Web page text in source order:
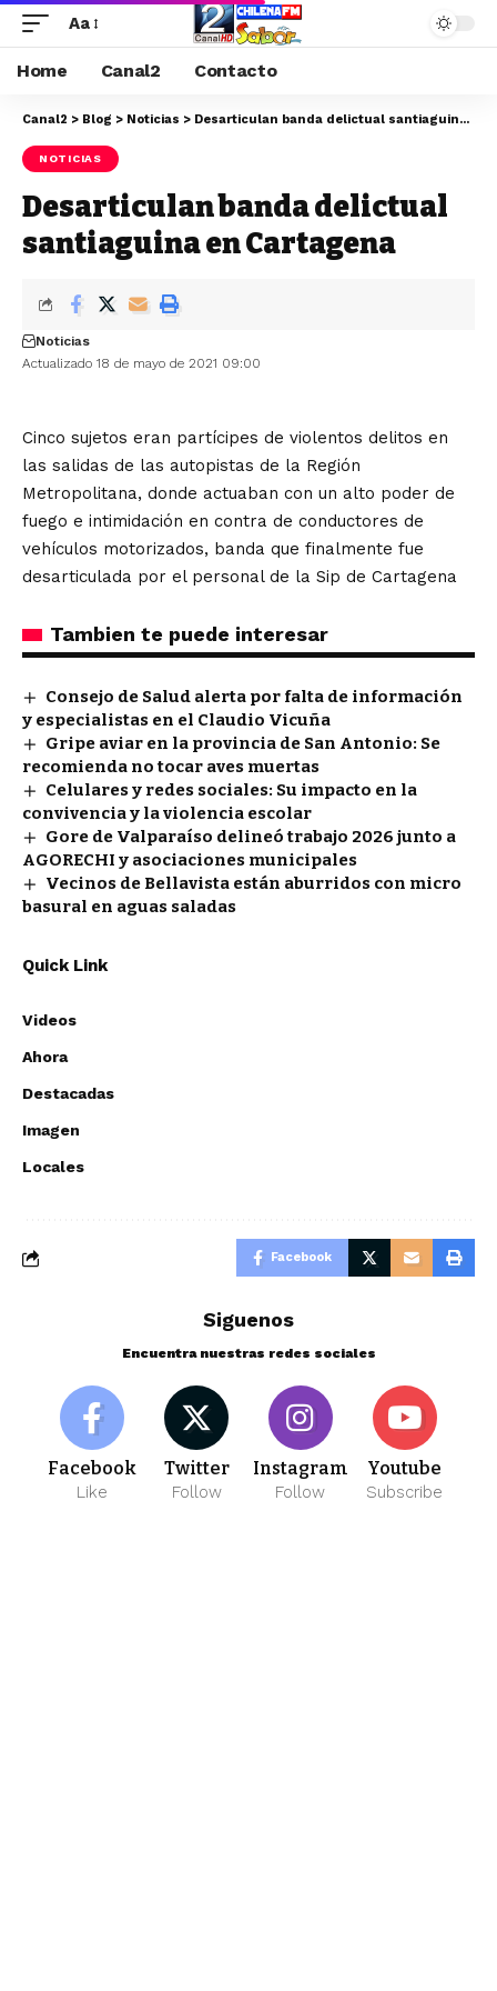
Aa
Home Canal2 Contacto
Canal2 > Blog > Noticias > Desarticulan banda delictual santiaguina en Cartagena
NOTICIAS
Desarticulan banda delictual
santiaguina en Cartagena
Actualizado 18 de mayo de 2021 09:00
Noticias
Cinco sujetos eran partícipes de violentos delitos en
las salidas de las autopistas de la Región
Metropolitana, donde actuaban con un alto poder de
fuego e intimidación en contra de conductores de
vehículos motorizados, banda que finalmente fue
desarticulada por el personal de la Sip de Cartagena
Tambien te puede interesar
Consejo de Salud alerta por falta de información
y especialistas en el Claudio Vicuña
Gripe aviar en la provincia de San Antonio: Se
recomienda no tocar aves muertas
Celulares y redes sociales: Su impacto en la
convivencia y la violencia escolar
Gore de Valparaíso delineó trabajo 2026 junto a
AGORECHI y asociaciones municipales
Vecinos de Bellavista están aburridos con micro
basural en aguas saladas
Quick Link
Videos
Ahora
Destacadas
Imagen
Locales
Facebook
Siguenos
Encuentra nuestras redes sociales
Facebook
Like
Twitter
Follow
Instagram
Follow
Youtube
Subscribe